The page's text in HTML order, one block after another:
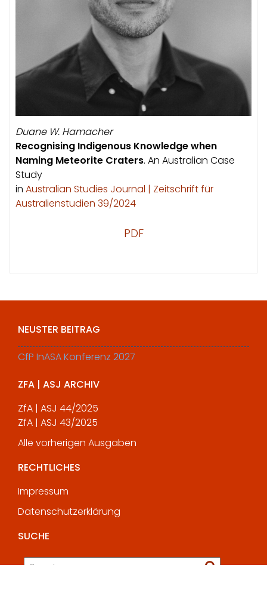
Duane W. Hamacher
Recognising Indigenous Knowledge when
Naming Meteorite Craters. An Australian Case
Study
in Australian Studies Journal | Zeitschrift für
Australienstudien 39/2024
PDF
NEUSTER BEITRAG
CfP InASA Konferenz 2027
ZFA | ASJ ARCHIV
ZfA | ASJ 44/2025
ZfA | ASJ 43/2025
Alle vorherigen Ausgaben
RECHTLICHES
Impressum
Datenschutzerklärung
SUCHE